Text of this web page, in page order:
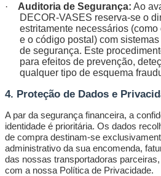
·
Auditoria de Segurança: Ao
DECOR-VASES reserva-se o
estritamente necessários
e o código postal) com
de segurança. Este
para efeitos de prevenção,
qualquer tipo de esquema
4. Proteção de Dados e
A par da segurança financeira, a
identidade é prioritária. Os dados
de compra destinam-se
administrativo da sua encomenda,
das nossas transportadoras
com a nossa Política de Privacidade.